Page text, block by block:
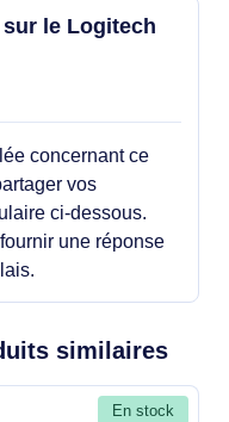
le Logitech
concernant ce
vos
ci-dessous.
une réponse
similaires
En stock